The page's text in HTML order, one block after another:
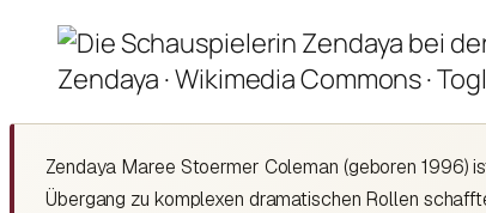
Zendaya · Wikimedia Commons ·
Zendaya Maree Stoermer Coleman (geboren 1996)
Übergang zu komplexen dramatischen Rollen